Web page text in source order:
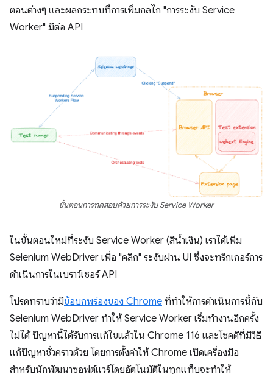
ตอนต่างๆ และผลกระทบที่การเพิ่มกลไก "การระงับ Service
Worker" มีต่อ API
ขั้นตอนการทดสอบด้วยการระงับ Service Worker
ในขั้นตอนใหม่ที่ระงับ Service Worker (สีน้ำเงิน) เราได้เพิ่ม
Selenium WebDriver เพื่อ "คลิก" ระงับผ่าน UI ซึ่งจะทริกเกอร์การ
ดำเนินการในเบราว์เซอร์ API
โปรดทราบว่ามีข้อบกพร่องของ Chrome ที่ทำให้การดําเนินการนี้กับ
Selenium WebDriver ทําให้ Service Worker เริ่มทํางานอีกครั้ง
ไม่ได้ ปัญหานี้ได้รับการแก้ไขแล้วใน Chrome 116 และโชคดีที่มีวิธี
แก้ปัญหาชั่วคราวด้วย โดยการตั้งค่าให้ Chrome เปิดเครื่องมือ
สำหรับนักพัฒนาซอฟต์แวร์โดยอัตโนมัติในทุกแท็บจะทำให้